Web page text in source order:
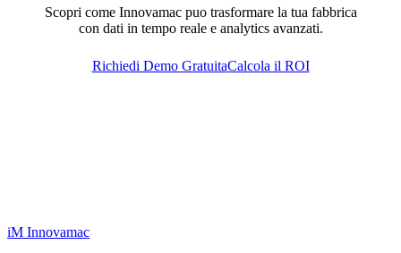
Scopri come Innovamac puo trasformare la tua fabbrica
con dati in tempo reale e analytics avanzati.
Richiedi Demo GratuitaCalcola il ROI
iM Innovamac